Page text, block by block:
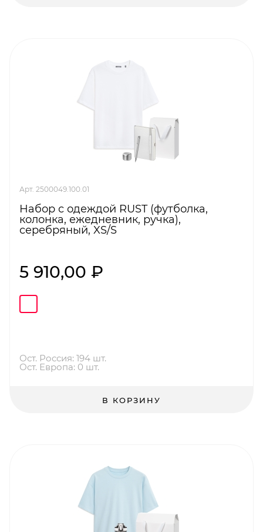
Арт. 2500049.100.01
Набор с одеждой RUST (футболка,
колонка, ежедневник, ручка),
серебряный, XS/S
5 910,00 ₽
Ост. Россия: 194 шт.
Ост. Европа: 0 шт.
В КОРЗИНУ